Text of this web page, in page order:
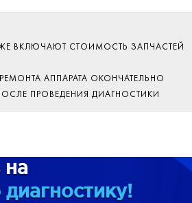
ВКЛЮЧАЮТ СТОИМОСТЬ ЗАПЧАСТЕЙ
АППАРАТА ОКОНЧАТЕЛЬНО
ПРОВЕДЕНИЯ ДИАГНОСТИКИ
на